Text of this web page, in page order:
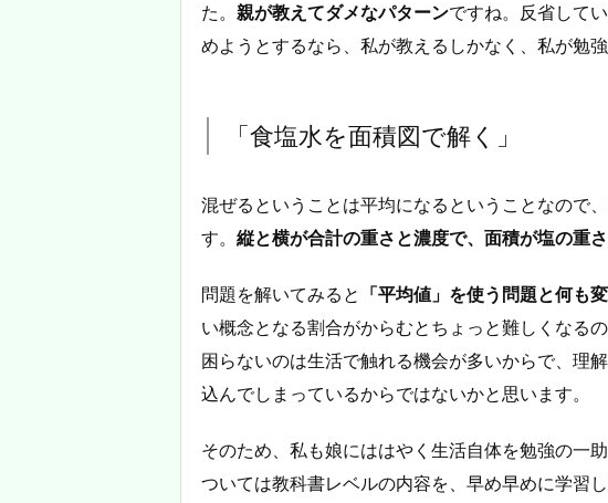
た。 親が教えてダメなパターンですね。反省して
めようとするなら、私が教えるしかなく、私が勉
「食塩水を面積図で解く」
混ぜるということは平均になるということなので
す。 縦と横が合計の重さと濃度で、面積が塩の重さ
問題を解いてみると 「平均値」を使う問題と何も
い概念となる割合がからむとちょっと難しくなる
困らないのは生活で触れる機会が多いからで、理
込んでしまっているからではないかと思います。
そのため、私も娘にははやく生活自体を勉強の一
ついては教科書レベルの内容を、早め早めに学習